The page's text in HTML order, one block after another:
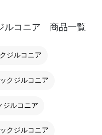
ルコニア 商品一覧
ジルコニア
クジルコニア
ジルコニア
クジルコニア